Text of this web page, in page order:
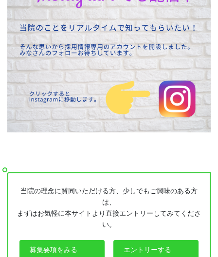
当院の理念に賛同いただける方、少しでもご興味のある方
は、
まずはお気軽に本サイトより直接エントリーしてみてくださ
い。
募集要項をみる エントリーする